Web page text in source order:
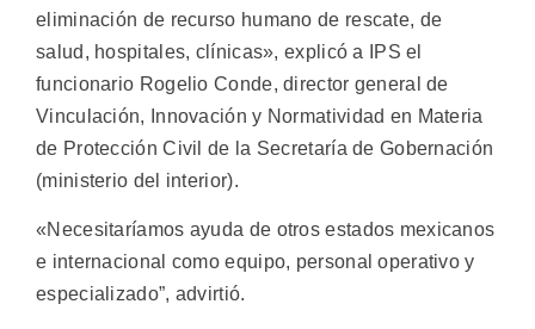
eliminación de recurso humano de rescate, de
salud, hospitales, clínicas», explicó a IPS el
funcionario Rogelio Conde, director general de
Vinculación, Innovación y Normatividad en Materia
de Protección Civil de la Secretaría de Gobernación
(ministerio del interior).
«Necesitaríamos ayuda de otros estados mexicanos
e internacional como equipo, personal operativo y
especializado”, advirtió.